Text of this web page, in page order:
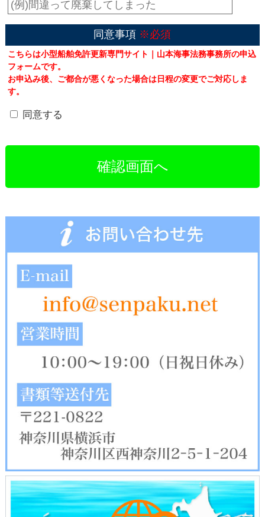
同意事項 ※必須
こちらは小型船舶免許更新専門サイト｜山本海事法務事務所の申込
フォームです。
お申込み後、ご都合が悪くなった場合は日程の変更でご対応しま
す。
同意する